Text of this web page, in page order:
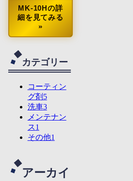
MK-10Hの詳
細を見てみる
»
カテゴリー
コーティン
グ剤 5
洗車3
メンテナン
ス1
その他1
アーカイ